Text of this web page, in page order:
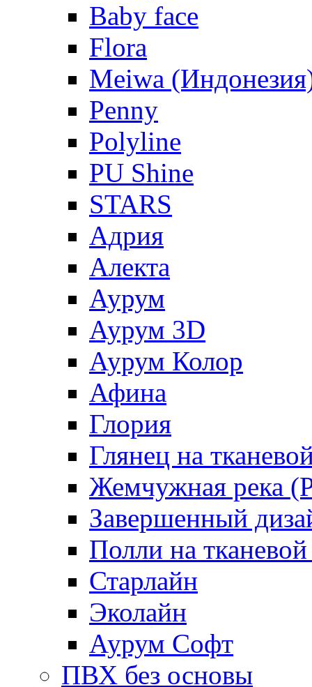
Baby face
Flora
Meiwa
Penny
Polyline
PU Shine
STARS
Адрия
Алекта
Аурум
Аурум 3D
Аурум Колор
Афина
Глория
Глянец на
Жемчужная река
Завершенный
Полли на
Старлайн
Эколайн
Аурум Софт
ПВХ без основы